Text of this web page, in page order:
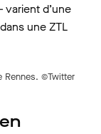
d’une
une ZTL
©Twitter